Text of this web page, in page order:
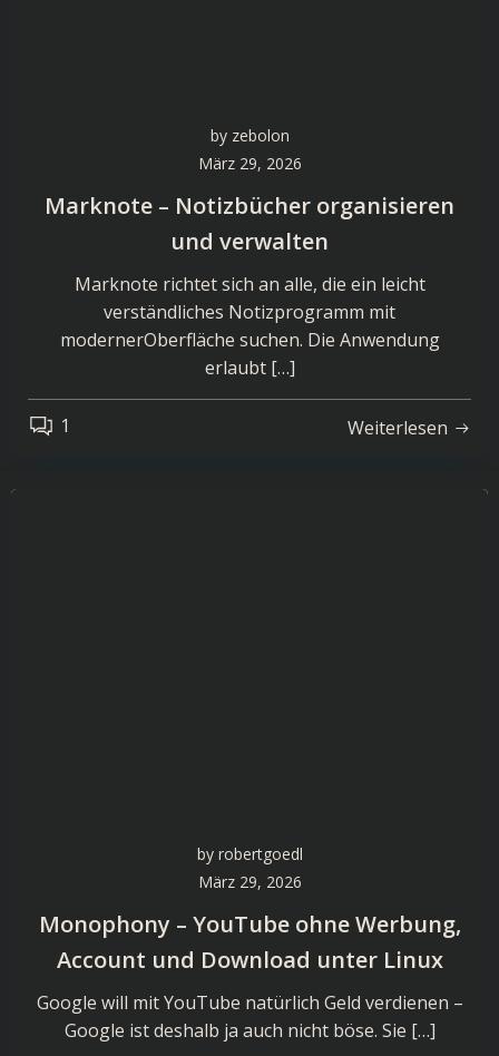
by zebolon
März 29, 2026
Marknote – Notizbücher organisieren
und verwalten
Marknote richtet sich an alle, die ein leicht
verständliches Notizprogramm mit
modernerOberfläche suchen. Die Anwendung
erlaubt […]
1 Weiterlesen
by robertgoedl
März 29, 2026
Monophony – YouTube ohne Werbung,
Account und Download unter Linux
Google will mit YouTube natürlich Geld verdienen –
Google ist deshalb ja auch nicht böse. Sie […]